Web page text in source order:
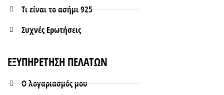
ΕΞΥΠΗΡΕΤΗΣΗ ΠΕΛΑΤΩΝ
Ο λογαριασμός μου
Τι είναι το ασήμι 925
Συχνές Ερωτήσεις